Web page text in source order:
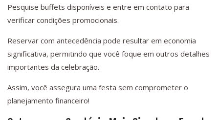
Pesquise buffets disponíveis e entre em contato para
verificar condições promocionais.
Reservar com antecedência pode resultar em economia
significativa, permitindo que você foque em outros detalhes
importantes da celebração.
Assim, você assegura uma festa sem comprometer o
planejamento financeiro!